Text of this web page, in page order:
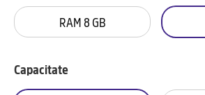
RAM 8 GB
Capacitate